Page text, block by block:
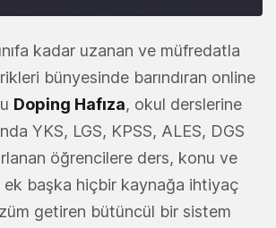
kadar uzanan ve müfredatla
bünyesinde barındıran online
Doping Hafıza, okul derslerine
YKS, LGS, KPSS, ALES, DGS
öğrencilere ders, konu ve
ek başka hiçbir kaynağa ihtiyaç
getiren bütüncül bir sistem